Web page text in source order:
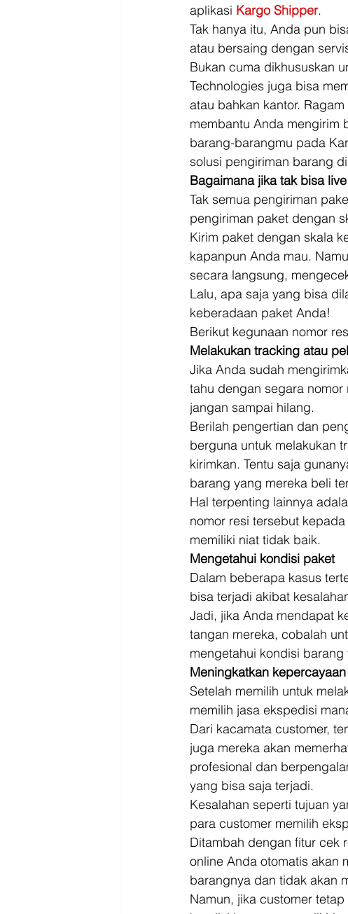
aplikasi Kargo Shipper.
Tak hanya itu, Anda pun
atau bersaing dengan
Bukan cuma dikhususkan
Technologies juga bisa
atau bahkan kantor.
membantu Anda mengirim
barang-barangmu pada
solusi pengiriman barang
Bagaimana jika tak bisa
Tak semua pengiriman
pengiriman paket dengan
Kirim paket dengan skala
kapanpun Anda mau.
secara langsung,
Lalu, apa saja yang bisa
keberadaan paket Anda!
Berikut kegunaan nomor
Melakukan tracking atau
Jika Anda sudah
tahu dengan segara
jangan sampai hilang.
Berilah pengertian dan
berguna untuk melakukan
kirimkan. Tentu saja
barang yang mereka beli
Hal terpenting lainnya
nomor resi tersebut
memiliki niat tidak baik.
Mengetahui kondisi paket
Dalam beberapa kasus
bisa terjadi akibat
Jadi, jika Anda mendapat
tangan mereka, cobalah
mengetahui kondisi barang
Meningkatkan
Setelah memilih untuk
memilih jasa ekspedisi
Dari kacamata customer,
juga mereka akan
profesional dan
yang bisa saja terjadi.
Kesalahan seperti tujuan
para customer memilih
Ditambah dengan fitur cek
online Anda otomatis akan
barangnya dan tidak akan
Namun, jika customer